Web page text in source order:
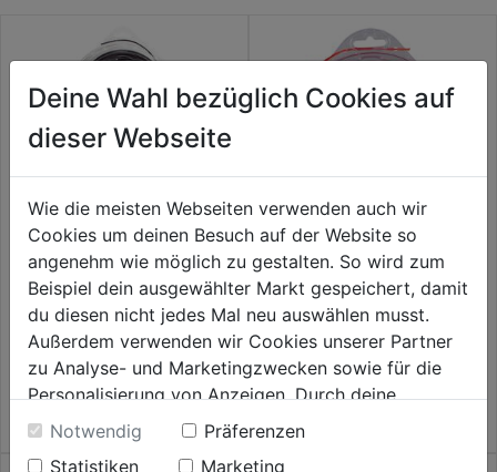
Schneidfaden oval 2,7m 70m
Nylon gedreht leise
0.0 (0)
33,59€
Schneidfaden 2,0mm x 45m
0.0 (0)
0.0
von
5
Sternen.
35,59€
Deine Wahl bezüglich Cookies auf
dieser Webseite
Wie die meisten Webseiten verwenden auch wir
Cookies um deinen Besuch auf der Website so
angenehm wie möglich zu gestalten. So wird zum
Beispiel dein ausgewählter Markt gespeichert, damit
du diesen nicht jedes Mal neu auswählen musst.
Außerdem verwenden wir Cookies unserer Partner
zu Analyse- und Marketingzwecken sowie für die
Personalisierung von Anzeigen. Durch deine
Einwilligung werden die Daten von Drittanbieter,
unter anderem auch in den USA, verarbeitet.
Notwendig
Präferenzen
Statistiken
Marketing